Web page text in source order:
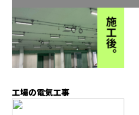
工場の電気工事